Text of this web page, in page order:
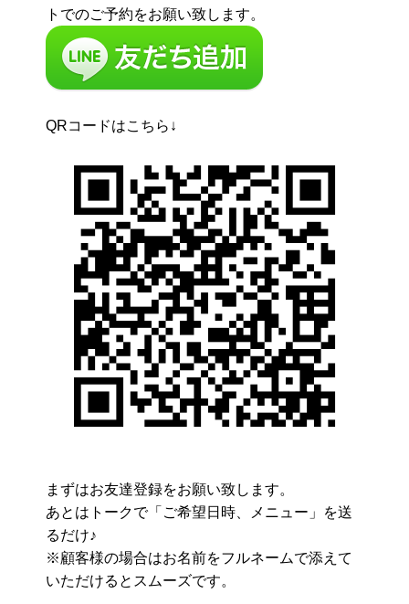
トでのご予約をお願い致します。
QRコードはこちら↓
まずはお友達登録をお願い致します。
あとはトークで「ご希望日時、メニュー」を送
るだけ♪
※顧客様の場合はお名前をフルネームで添えて
いただけるとスムーズです。